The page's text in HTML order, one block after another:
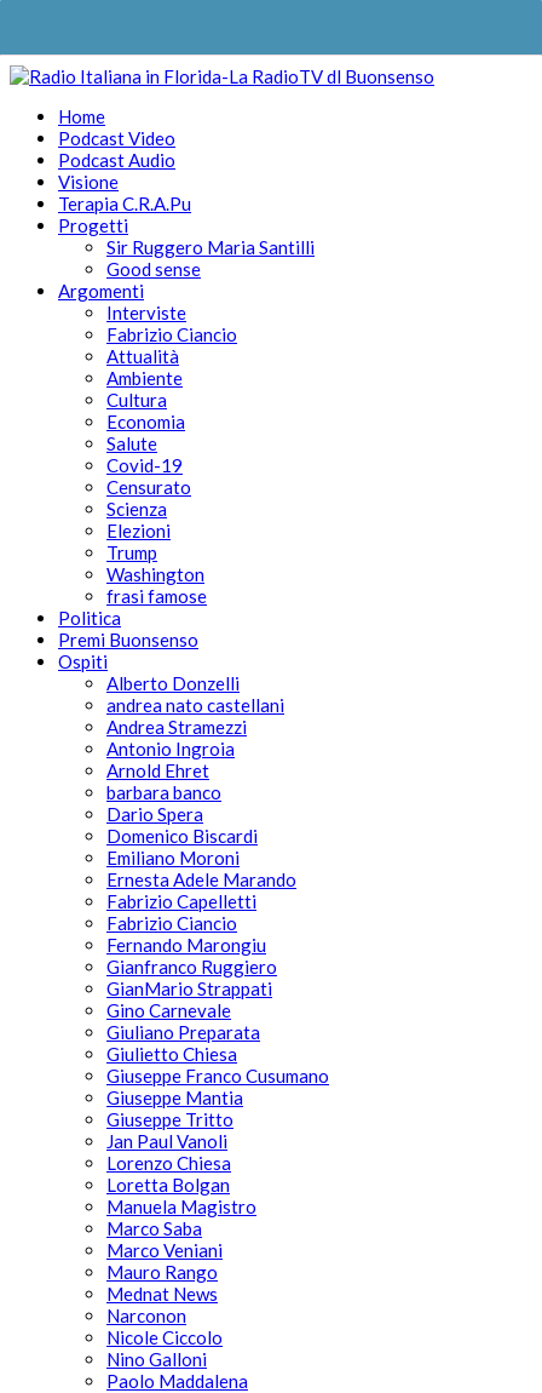
Home
Podcast Video
Podcast Audio
Visione
Terapia C.R.A.Pu
Progetti
Sir Ruggero Maria Santilli
Good sense
Argomenti
Interviste
Fabrizio Ciancio
Attualità
Ambiente
Cultura
Economia
Salute
Covid-19
Censurato
Scienza
Elezioni
Trump
Washington
frasi famose
Politica
Premi Buonsenso
Ospiti
Alberto Donzelli
andrea nato castellani
Andrea Stramezzi
Antonio Ingroia
Arnold Ehret
barbara banco
Dario Spera
Domenico Biscardi
Emiliano Moroni
Ernesta Adele Marando
Fabrizio Capelletti
Fabrizio Ciancio
Fernando Marongiu
Gianfranco Ruggiero
GianMario Strappati
Gino Carnevale
Giuliano Preparata
Giulietto Chiesa
Giuseppe Franco Cusumano
Giuseppe Mantia
Giuseppe Tritto
Jan Paul Vanoli
Lorenzo Chiesa
Loretta Bolgan
Manuela Magistro
Marco Saba
Marco Veniani
Mauro Rango
Mednat News
Narconon
Nicole Ciccolo
Nino Galloni
Paolo Maddalena